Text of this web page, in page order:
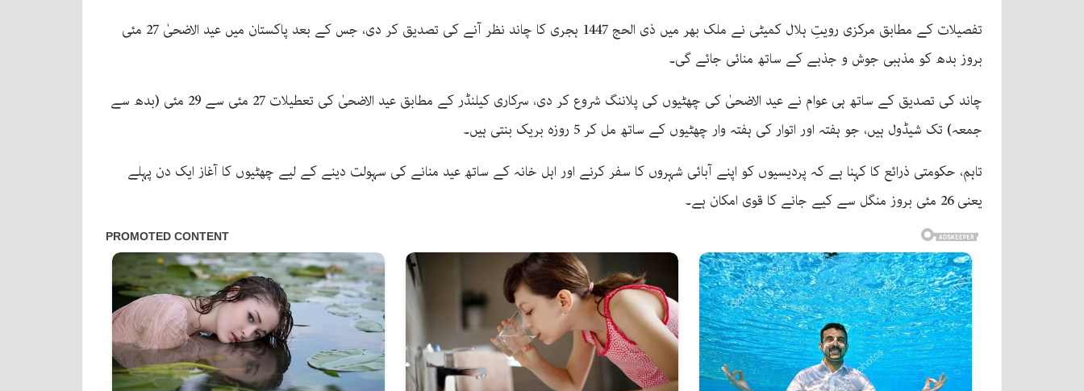
تفصیلات کے مطابق مرکزی رویتِ ہلال کمیٹی نے ملک بھر میں ذی الحج 1447 ہجری کا چاند نظر آنے کی تصدیق کر دی، جس کے بعد پاکستان میں عید الاضحیٰ 27 مئی
بروز بدھ کو مذہبی جوش و جذبے کے ساتھ منائی جائے گی۔
چاند کی تصدیق کے ساتھ ہی عوام نے عید الاضحیٰ کی چھٹیوں کی پلاننگ شروع کر دی، سرکاری کیلنڈر کے مطابق عید الاضحیٰ کی تعطیلات 27 مئی سے 29 مئی (بدھ سے
جمعہ) تک شیڈول ہیں، جو ہفتہ اور اتوار کی ہفتہ وار چھٹیوں کے ساتھ مل کر 5 روزہ بریک بنتی ہیں۔
تاہم، حکومتی ذرائع کا کہنا ہے کہ پردیسیوں کو اپنے آبائی شہروں کا سفر کرنے اور اہل خانہ کے ساتھ عید منانے کی سہولت دینے کے لیے چھٹیوں کا آغاز ایک دن پہلے
یعنی 26 مئی بروز منگل سے کیے جانے کا قوی امکان ہے۔